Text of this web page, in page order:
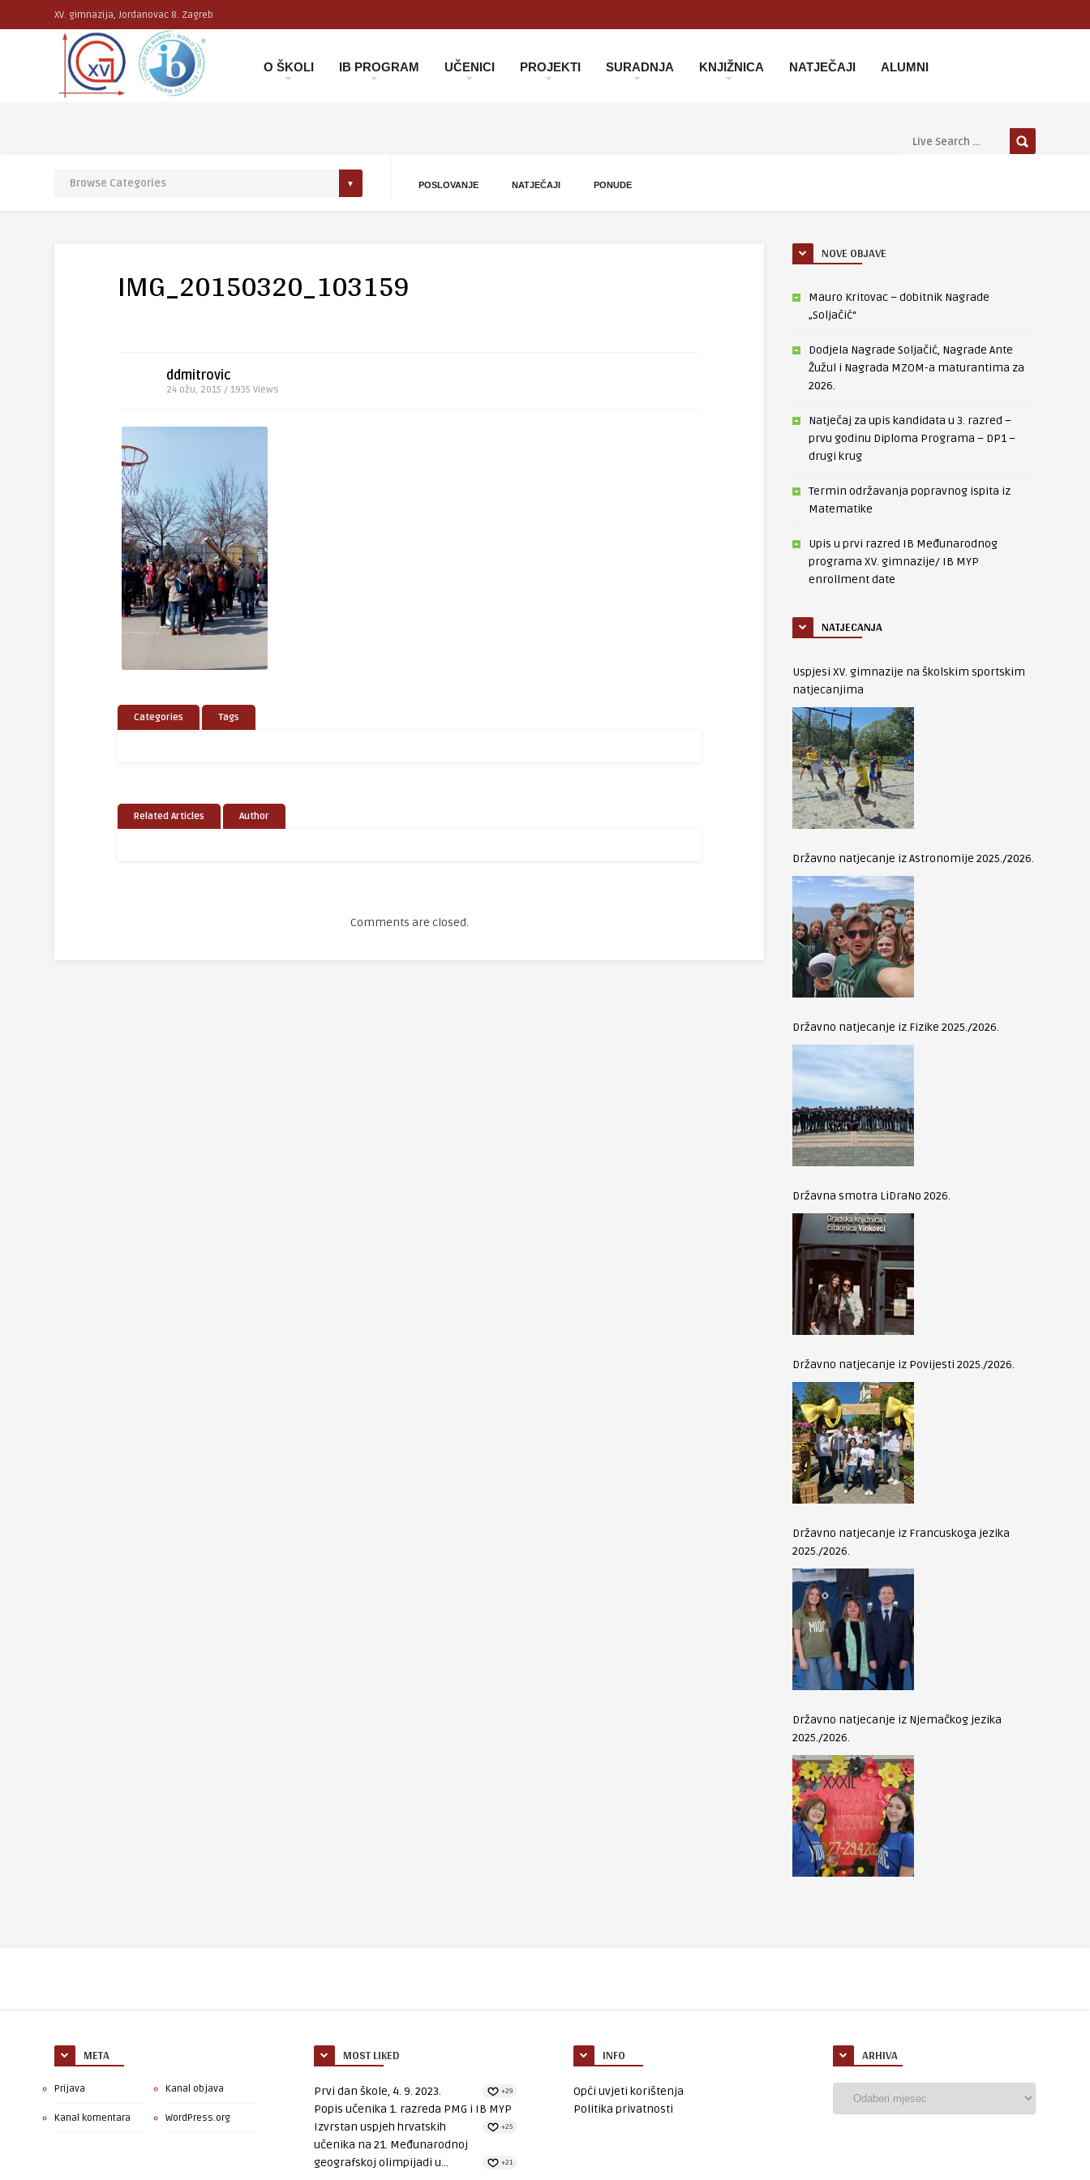
XV. gimnazija, Jordanovac 8. Zagreb
O ŠKOLI IB PROGRAM UČENICI PROJEKTI SURADNJA KNJIŽNICA NATJEČAJI ALUMNI
POSLOVANJE NATJEČAJI PONUDE
IMG_20150320_103159
ddmitrovic
24 ožu, 2015 / 1935 Views
Categories Tags
Related Articles Author
Comments are closed.
NOVE OBJAVE
Mauro Kritovac – dobitnik Nagrade
„Soljačić“
Dodjela Nagrade Soljačić, Nagrade Ante
Žužul i Nagrada MZOM-a maturantima za
2026.
Natječaj za upis kandidata u 3. razred –
prvu godinu Diploma Programa – DP1 –
drugi krug
Termin održavanja popravnog ispita iz
Matematike
Upis u prvi razred IB Međunarodnog
programa XV. gimnazije/ IB MYP
enrollment date
NATJECANJA
Uspjesi XV. gimnazije na školskim sportskim
natjecanjima
Državno natjecanje iz Astronomije 2025./2026.
Državno natjecanje iz Fizike 2025./2026.
Državna smotra LiDraNo 2026.
Državno natjecanje iz Povijesti 2025./2026.
Državno natjecanje iz Francuskoga jezika
2025./2026.
Državno natjecanje iz Njemačkog jezika
2025./2026.
META
Prijava Kanal objava
Kanal komentara WordPress.org
MOST LIKED
Prvi dan škole, 4. 9. 2023. +29
Popis učenika 1. razreda PMG i IB MYP
+25
Izvrstan uspjeh hrvatskih
učenika na 21. Međunarodnoj
geografskoj olimpijadi u...
+21
INFO
Opći uvjeti korištenja
Politika privatnosti
ARHIVA